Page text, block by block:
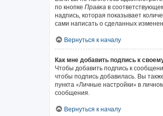
по кнопке Правка в
надпись, которая показывает
сами написать о сделанных
Вернуться к началу
Как мне добавить подпись к
Чтобы добавить подпись к
чтобы подпись добавилась. Вы
пункта «Личные настройки» в
сообщения.
Вернуться к началу